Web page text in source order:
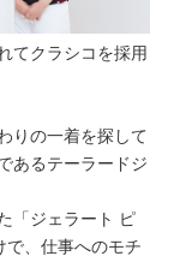
てクラシコを採用
りの一着を探して
あるテーラードジ
「ジェラート ピ
で、仕事へのモチ